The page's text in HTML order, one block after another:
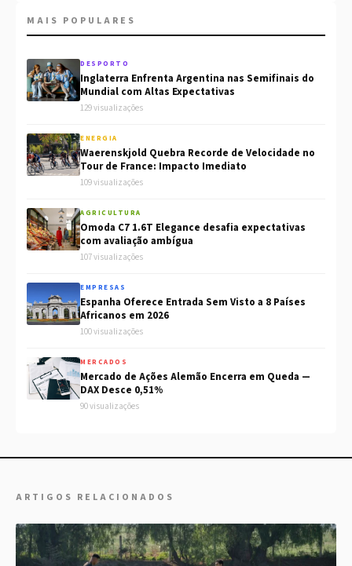
MAIS POPULARES
DESPORTO
Inglaterra Enfrenta Argentina nas Semifinais do
Mundial com Altas Expectativas
129 visualizações
ENERGIA
Waerenskjold Quebra Recorde de Velocidade no
Tour de France: Impacto Imediato
109 visualizações
AGRICULTURA
Omoda C7 1.6T Elegance desafia expectativas
com avaliação ambígua
107 visualizações
EMPRESAS
Espanha Oferece Entrada Sem Visto a 8 Países
Africanos em 2026
100 visualizações
MERCADOS
Mercado de Ações Alemão Encerra em Queda —
DAX Desce 0,51%
90 visualizações
ARTIGOS RELACIONADOS